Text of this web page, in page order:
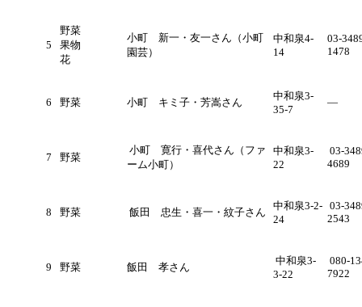
5
野菜
果物
花
小町 新一・友一さん（小町
園芸）
中和泉4-
14
03-
1478
6 野菜 小町 キミ子・芳嵩さん
中和泉3-
35-7
―
7 野菜
小町 寛行・喜代さん（ファ
ーム小町）
中和泉3-
22
03-
4689
8 野菜 飯田 忠生・喜一・紋子さん
中和泉3-2-
24
03-
2543
9 野菜 飯田 孝さん
中和泉3-
3-22
080-
7922